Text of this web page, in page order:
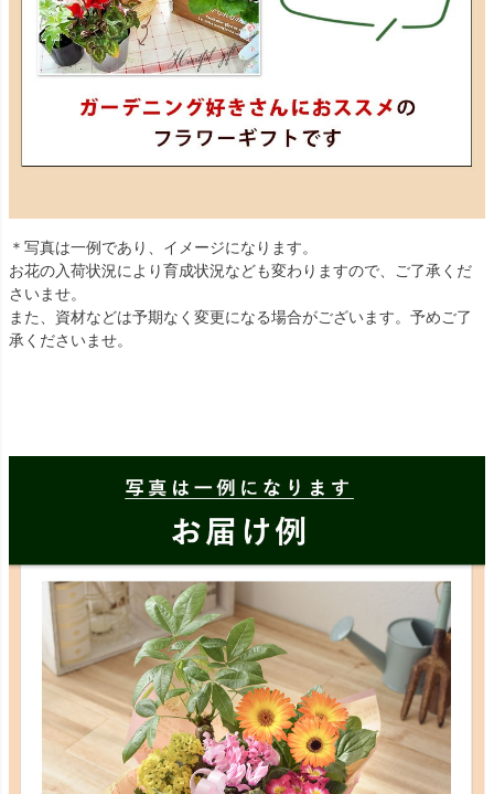
＊写真は一例であり、イメージになります。
お花の入荷状況により育成状況なども変わりますので、ご了承くだ
さいませ。
また、資材などは予期なく変更になる場合がございます。予めご了
承くださいませ。